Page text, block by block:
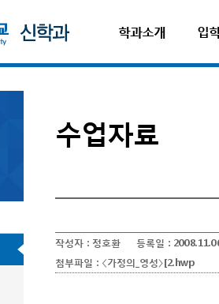
학과소개 입
수업자료
작성자 : 정호환 등록일 :
첨부파일 : 〈가정의_영성〉[2.hwp